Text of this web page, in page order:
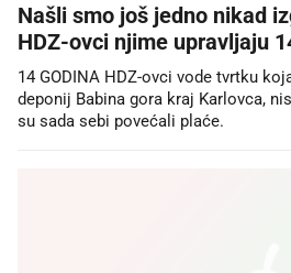
Našli smo još jedno nikad
HDZ-ovci njime upravljaju
14 GODINA HDZ-ovci vode tvrtku
deponij Babina gora kraj Karlovca,
su sada sebi povećali plaće.